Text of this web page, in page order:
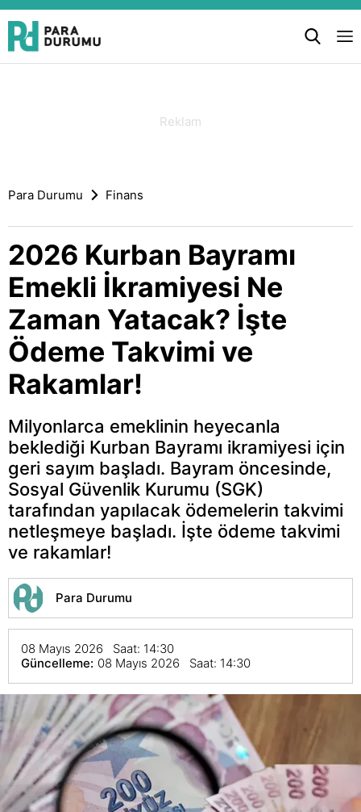
Para Durumu Finans
2026 Kurban Bayramı
Emekli İkramiyesi Ne
Zaman Yatacak? İşte
Ödeme Takvimi ve
Rakamlar!
Milyonlarca emeklinin heyecanla
beklediği Kurban Bayramı ikramiyesi için
geri sayım başladı. Bayram öncesinde,
Sosyal Güvenlik Kurumu (SGK)
tarafından yapılacak ödemelerin takvimi
netleşmeye başladı. İşte ödeme takvimi
ve rakamlar!
Para Durumu
08 Mayıs 2026 Saat: 14:30
Güncelleme: 08 Mayıs 2026 Saat: 14:30